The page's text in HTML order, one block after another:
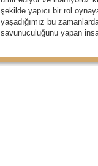
şekilde yapıcı bir rol
yaşadığımız bu
savunuculuğunu yapan